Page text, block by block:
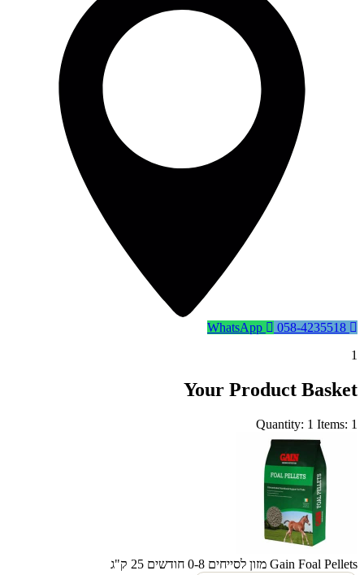
1
Your Product Basket
Quantity: 1 Items: 1
Gain Foal Pellets מזון לסייחים 0-8 חודשים 25 ק"ג